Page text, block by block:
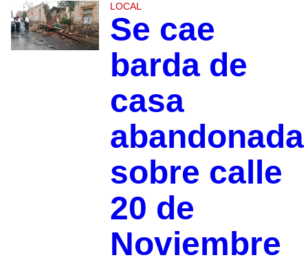
LOCAL
Se cae
barda de
casa
abandonada
sobre calle
20 de
Noviembre